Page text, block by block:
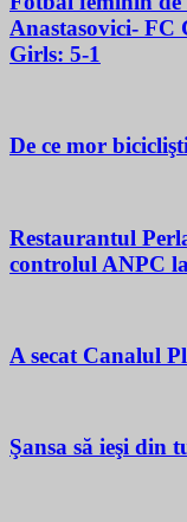
Anastasovici- FC
Girls: 5-1
De ce mor
Restaurantul
controlul ANPC
A secat Canalul
Şansa să ieşi din